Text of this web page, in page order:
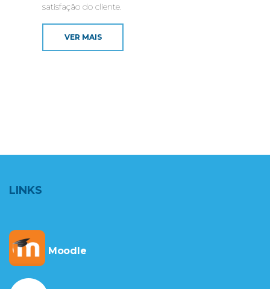
satisfação do cliente.
VER MAIS
LINKS
Moodle